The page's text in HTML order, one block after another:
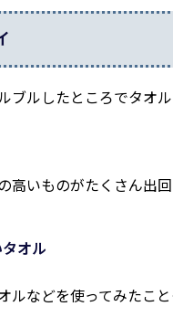
ブルしたところでタオ
高いものがたくさん出回
オル
ルなどを使ってみたこ